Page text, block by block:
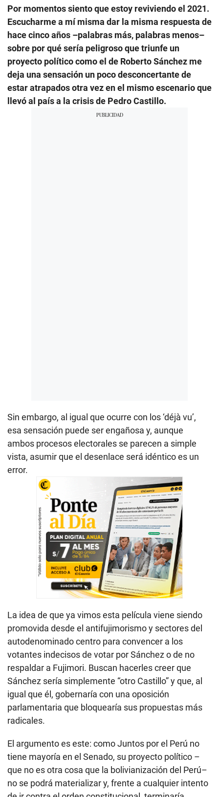
Por momentos siento que estoy reviviendo el 2021.
Escucharme a mí misma dar la misma respuesta de
hace cinco años –palabras más, palabras menos–
sobre por qué sería peligroso que triunfe un
proyecto político como el de Roberto Sánchez me
deja una sensación un poco desconcertante de
estar atrapados otra vez en el mismo escenario que
llevó al país a la crisis de Pedro Castillo.
Sin embargo, al igual que ocurre con los ‘déjà vu’,
esa sensación puede ser engañosa y, aunque
ambos procesos electorales se parecen a simple
vista, asumir que el desenlace será idéntico es un
error.
La idea de que ya vimos esta película viene siendo
promovida desde el antifujimorismo y sectores del
autodenominado centro para convencer a los
votantes indecisos de votar por Sánchez o de no
respaldar a Fujimori. Buscan hacerles creer que
Sánchez sería simplemente “otro Castillo” y que, al
igual que él, gobernaría con una oposición
parlamentaria que bloquearía sus propuestas más
radicales.
El argumento es este: como Juntos por el Perú no
tiene mayoría en el Senado, su proyecto político –
que no es otra cosa que la bolivianización del Perú–
no se podrá materializar y, frente a cualquier intento